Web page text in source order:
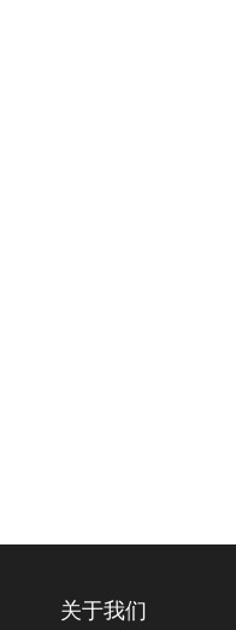
关于我们